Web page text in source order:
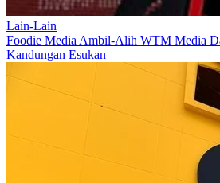
Lain-Lain
Foodie Media Ambil-Alih WTM Media
Kandungan Esukan